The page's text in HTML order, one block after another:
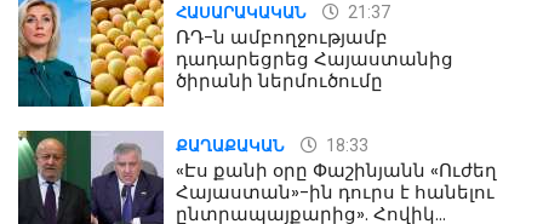
ՀԱՍԱՐԱԿԱԿԱՆ 21:37
ՌԴ-ն ամբողջությամբ
դադարեցրեց Հայաստանից
ծիրանի ներմուծումը
ՔԱՂԱՔԱԿԱՆ 18:33
«Էս քանի օրը Փաշինյանն «Ուժեղ
Հայաստան»-ին դուրս է հանելու
ընտրապայքարից». Հովիկ